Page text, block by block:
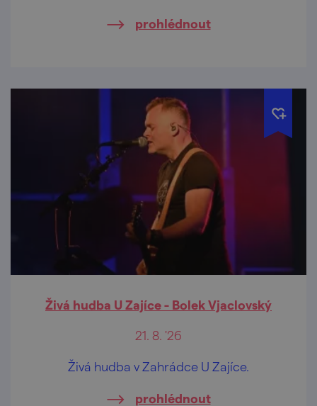
prohlédnout
Živá hudba U Zajíce - Bolek Vjaclovský
21. 8. '26
Živá hudba v Zahrádce U Zajíce.
prohlédnout